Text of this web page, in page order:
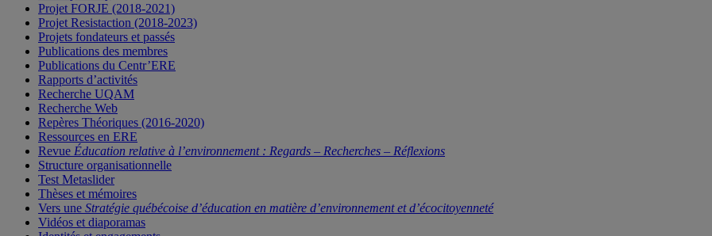
Projet FORJE (2018-2021)
Projet Resistaction (2018-2023)
Projets fondateurs et passés
Publications des membres
Publications du Centr’ERE
Rapports d’activités
Recherche UQAM
Recherche Web
Repères Théoriques (2016-2020)
Ressources en ERE
Revue Éducation relative à l’environnement : Regards – Recherches – Réflexions
Structure organisationnelle
Test Metaslider
Thèses et mémoires
Vers une Stratégie québécoise d’éducation en matière d’environnement et d’écocitoyenneté
Vidéos et diaporamas